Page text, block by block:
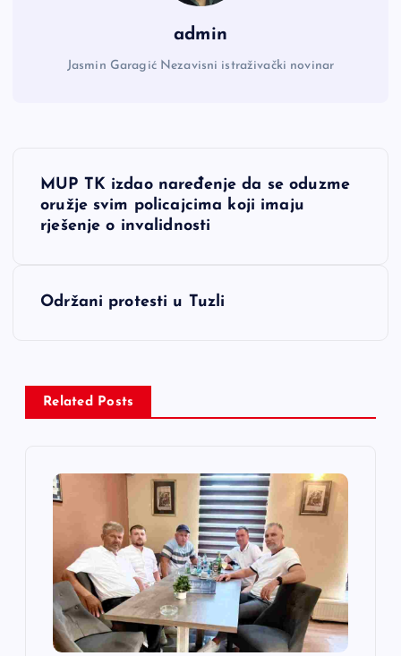
admin
Jasmin Garagić Nezavisni istraživački novinar
N
a
c
MUP TK izdao naređenje da se oduzme
oružje svim policajcima koji imaju
rješenje o invalidnosti
Održani protesti u Tuzli
Related Posts